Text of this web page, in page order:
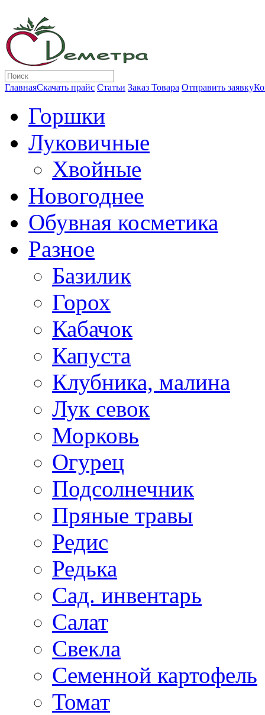
ГлавнаяСкачать прайс Статьи Заказ Товара Отправить заявку
Горшки
Луковичные
Хвойные
Новогоднее
Обувная косметика
Разное
Базилик
Горох
Кабачок
Капуста
Клубника, малина
Лук севок
Морковь
Огурец
Подсолнечник
Пряные травы
Редис
Редька
Сад. инвентарь
Салат
Свекла
Семенной картофель
Томат